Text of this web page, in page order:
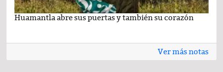
Huamantla abre sus puertas y también su corazón
Ver más notas